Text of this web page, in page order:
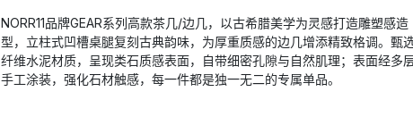
NORR11品牌GEAR系列高款茶几/边几，以古希腊美学为灵感打造雕塑感造
型，立柱式凹槽桌腿复刻古典韵味，为厚重质感的边几增添精致格调。甄
纤维水泥材质，呈现类石质感表面，自带细密孔隙与自然肌理；表面经多
手工涂装，强化石材触感，每一件都是独一无二的专属单品。